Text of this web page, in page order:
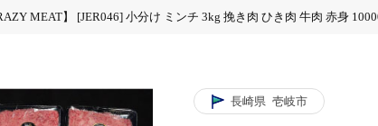
MEAT】 [JER046] 小分け ミンチ 3kg 挽き肉 ひき肉 牛肉 赤身
長崎県 壱岐市